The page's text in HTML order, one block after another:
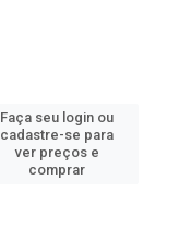
Faça seu login ou
cadastre-se para
ver preços e
comprar